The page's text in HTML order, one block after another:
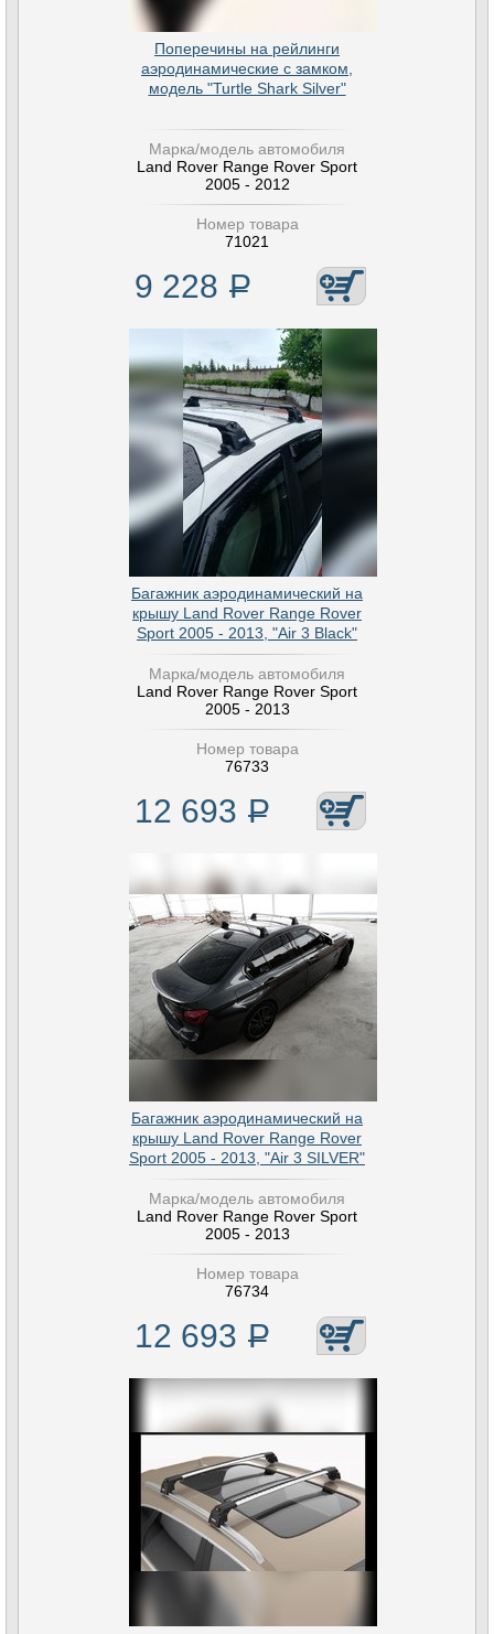
Поперечины на рейлинги
аэродинамические с замком,
модель "Turtle Shark Silver"
Марка/модель автомобиля
Land Rover Range Rover Sport
2005 - 2012
Номер товара
71021
9 228 Р
Багажник аэродинамический на
крышу Land Rover Range Rover
Sport 2005 - 2013, "Air 3 Black"
Марка/модель автомобиля
Land Rover Range Rover Sport
2005 - 2013
Номер товара
76733
12 693 Р
Багажник аэродинамический на
крышу Land Rover Range Rover
Sport 2005 - 2013, "Air 3 SILVER"
Марка/модель автомобиля
Land Rover Range Rover Sport
2005 - 2013
Номер товара
76734
12 693 Р